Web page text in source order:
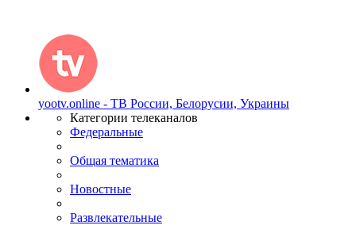
yootv.online - ТВ России, Белорусии, Украины
Категории телеканалов
Федеральные
Общая тематика
Новостные
Развлекательные